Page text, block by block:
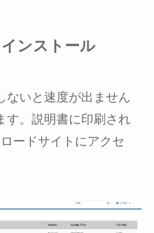
ンストール
ないと速度が出ません
す。説明書に印刷され
ードサイトにアクセ